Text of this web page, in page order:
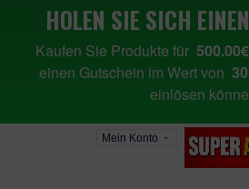
HOLEN SIE SICH
Kaufen Sie Produkte für 500.00€
einen Gutschein im Wert von
einlösen
Mein Konto